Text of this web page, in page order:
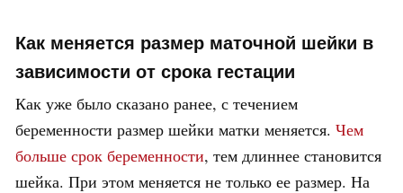
Как меняется размер маточной шейки в
зависимости от срока гестации
Как уже было сказано ранее, с течением
беременности размер шейки матки меняется. Чем
больше срок беременности, тем длиннее становится
шейка. При этом меняется не только ее размер. На